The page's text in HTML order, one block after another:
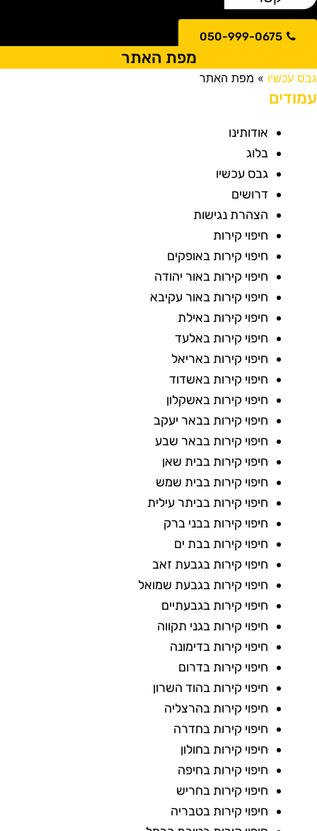
050-999-0675
מפת האתר
עכשיו» מפת האתר
אודותינו
בלוג
גבס עכשיו
דרושים
הצהרת נגישות
חיפוי קירות
חיפוי קירות באופקים
חיפוי קירות באור יהודה
חיפוי קירות באור עקיבא
חיפוי קירות באילת
חיפוי קירות באלעד
חיפוי קירות באריאל
חיפוי קירות באשדוד
חיפוי קירות באשקלון
חיפוי קירות בבאר יעקב
חיפוי קירות בבאר שבע
חיפוי קירות בבית שאן
חיפוי קירות בבית שמש
חיפוי קירות בביתר עילית
חיפוי קירות בבני ברק
חיפוי קירות בבת ים
חיפוי קירות בגבעת זאב
חיפוי קירות בגבעת שמואל
חיפוי קירות בגבעתיים
חיפוי קירות בגני תקווה
חיפוי קירות בדימונה
חיפוי קירות בדרום
חיפוי קירות בהוד השרון
חיפוי קירות בהרצליה
חיפוי קירות בחדרה
חיפוי קירות בחולון
חיפוי קירות בחיפה
חיפוי קירות בחריש
חיפוי קירות בטבריה